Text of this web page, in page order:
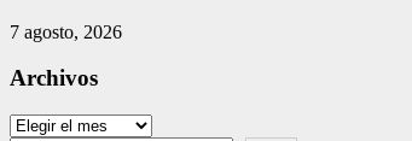
7 agosto, 2026
Archivos
Archivos